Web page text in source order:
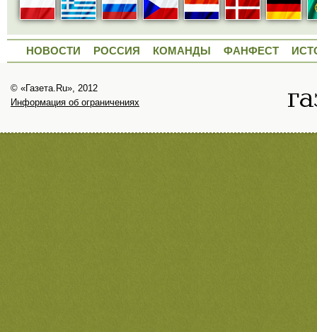
НОВОСТИ РОССИЯ КОМАНДЫ ФАНФЕСТ
© «Газета.Ru», 2012
Информация об ограничениях